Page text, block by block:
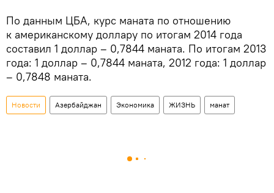
По данным ЦБА, курс маната по отношению
к американскому доллару по итогам 2014 года
составил 1 доллар – 0,7844 маната. По итогам 2013
года: 1 доллар – 0,7844 маната, 2012 года: 1 доллар
– 0,7848 маната.
Новости Азербайджан Экономика ЖИЗНЬ манат